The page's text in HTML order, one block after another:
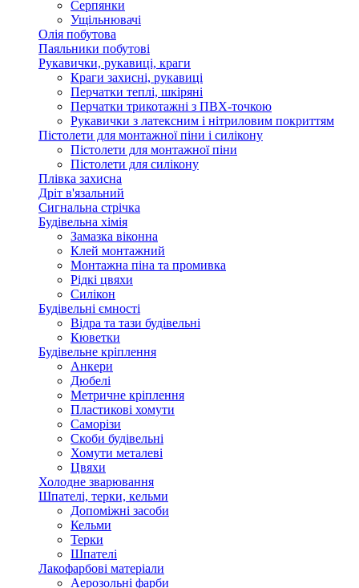
Серпянки
Ущільнювачі
Олія побутова
Паяльники побутові
Рукавички, рукавиці, краги
Краги захисні, рукавиці
Перчатки теплі, шкіряні
Перчатки трикотажні з ПВХ-точкою
Рукавички з латексним і нітриловим покриттям
Пістолети для монтажної піни і силікону
Пістолети для монтажної піни
Пістолети для силікону
Плівка захисна
Дріт в'язальний
Сигнальна стрічка
Будівельна хімія
Замазка віконна
Клей монтажний
Монтажна піна та промивка
Рідкі цвяхи
Силікон
Будівельні ємності
Відра та тази будівельні
Кюветки
Будівельне кріплення
Анкери
Дюбелі
Метричне кріплення
Пластикові хомути
Саморізи
Скоби будівельні
Хомути металеві
Цвяхи
Холодне зварювання
Шпателі, терки, кельми
Допоміжні засоби
Кельми
Терки
Шпателі
Лакофарбові матеріали
Аерозольні фарби